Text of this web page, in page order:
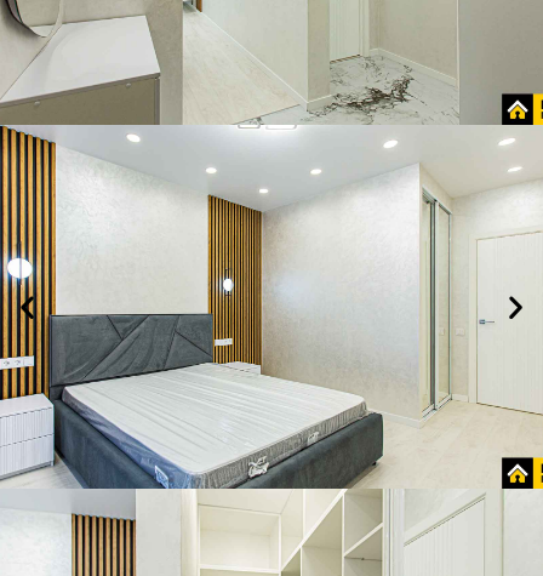
Холл
ХОЧУ
ЗАКАЗАТЬ!
Спальня